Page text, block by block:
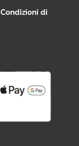
Condizioni di